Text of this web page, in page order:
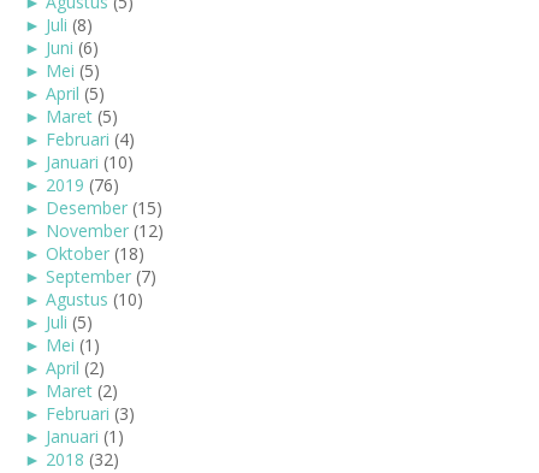
► Juli (8)
► Juni (6)
► Mei (5)
► April (5)
► Maret (5)
► Februari (4)
► Januari (10)
► 2019 (76)
► Desember (15)
► November (12)
► Oktober (18)
► September (7)
► Agustus (10)
► Juli (5)
► Mei (1)
► April (2)
► Maret (2)
► Februari (3)
► Januari (1)
► 2018 (32)